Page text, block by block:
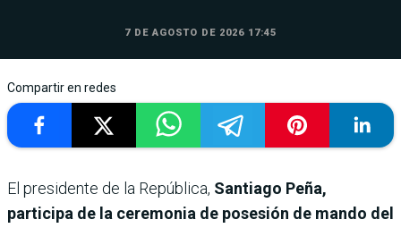
7 DE AGOSTO DE 2026 17:45
Compartir en redes
El presidente de la República, Santiago Peña,
participa de la ceremonia de posesión de mando del